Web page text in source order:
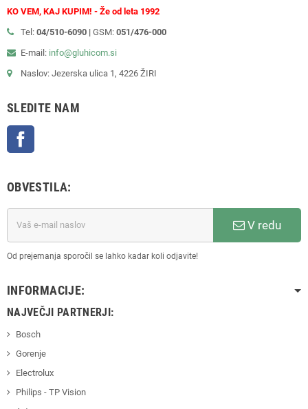
KO VEM, KAJ KUPIM! - Že od leta 1992
Tel: 04/510-6090 | GSM: 051/476-000
E-mail: info@gluhicom.si
Naslov: Jezerska ulica 1, 4226 ŽIRI
SLEDITE NAM
OBVESTILA:
V redu
Od prejemanja sporočil se lahko kadar koli odjavite!
INFORMACIJE:
NAJVEČJI PARTNERJI:
Bosch
Gorenje
Electrolux
Philips - TP Vision